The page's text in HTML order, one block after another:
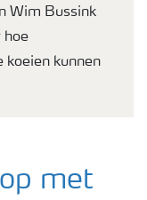
Wim Bussink
hoe
koeien kunnen
met